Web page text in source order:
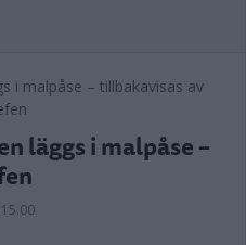
läggs i malpåse –